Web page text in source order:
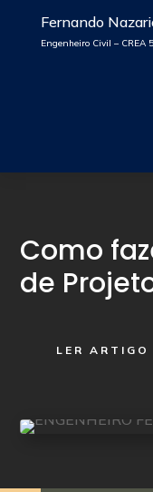
Fernando
Engenheiro Civil – CREA
Como
de
LER ARTIGO